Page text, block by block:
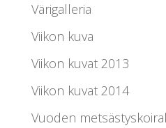
Värigalleria
Viikon kuva
Viikon kuvat 2013
Viikon kuvat 2014
Vuoden